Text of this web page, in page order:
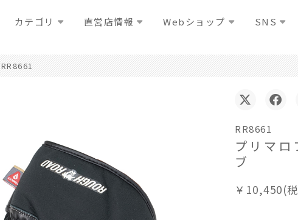
カテゴリ 直営店情報 Webショップ SNS
RR8661
RR8661
プリマ
ブ
￥10,450(